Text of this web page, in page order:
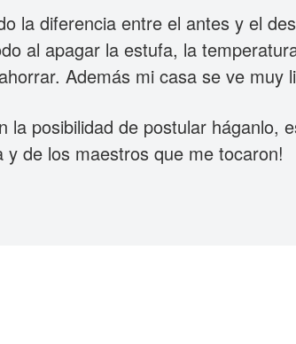
la diferencia entre el antes y el
al apagar la estufa, la
Además mi casa se ve muy
la posibilidad de postular háganlo,
y de los maestros que me tocaron!